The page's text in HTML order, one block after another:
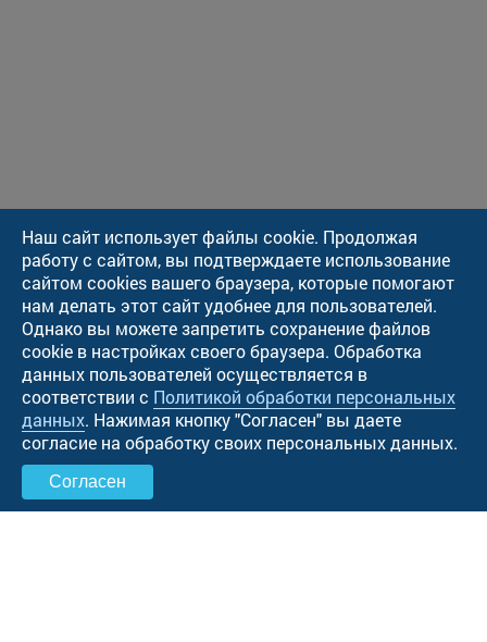
Наш сайт использует файлы cookie. Продолжая
работу с сайтом, вы подтверждаете использование
сайтом cookies вашего браузера, которые помогают
нам делать этот сайт удобнее для пользователей.
Однако вы можете запретить сохранение файлов
cookie в настройках своего браузера. Обработка
данных пользователей осуществляется в
соответствии с Политикой обработки персональных
данных. Нажимая кнопку "Cогласен" вы даете
согласие на обработку своих персональных данных.
Согласен